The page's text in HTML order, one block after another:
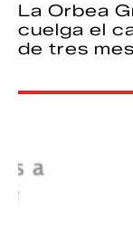
La Orbea
cuelga el
de tres